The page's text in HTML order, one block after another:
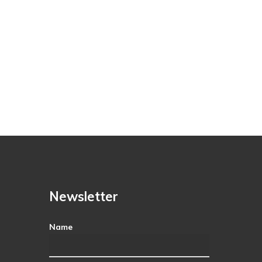
Newsletter
Name